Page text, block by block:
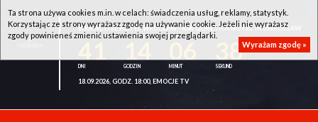
WKK ACTIVE HOTEL WROCŁAW - KSK QEMETICA NOTEĆ INOWROCŁAW
38
18.09.2026, GODZ. 18:00, EMOCJE TV
Ta strona używa cookies m.in. w celach: świadczenia usług, reklamy, statystyk.
Korzystając ze strony wyrażasz zgodę na używanie cookie. Jeżeli nie wyrażasz
zgody powinieneś zmienić ustawienia swojej przeglądarki.
Wyrażam zgodę »